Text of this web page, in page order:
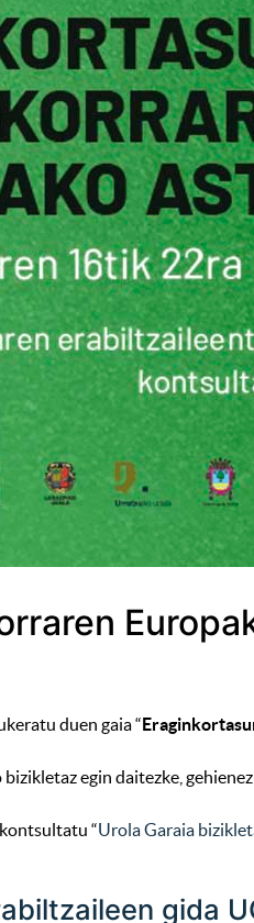
duen gaia “
egin daitezke,
“Urola Garaia
gida